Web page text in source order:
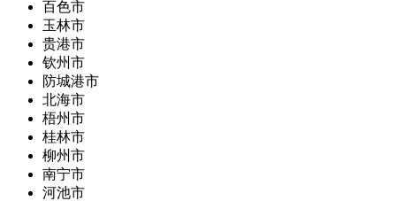
百色市
玉林市
贵港市
钦州市
防城港市
北海市
梧州市
桂林市
柳州市
南宁市
河池市